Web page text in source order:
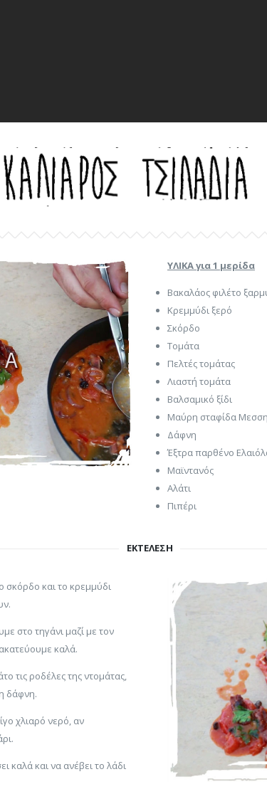
ΥΛΙΚΑ για 1 μερίδα
Βακαλάος φιλέτο
Κρεμμύδι ξερό
Σκόρδο
Τομάτα
Πελτές τομάτας
Λιαστή τομάτα
Βαλσαμικό ξίδι
Μαύρη σταφίδα
Δάφνη
Έξτρα παρθένο
Μαϊντανός
Αλάτι
Πιπέρι
ΕΚΤΕΛΕΣΗ
σκόρδο και το κρεμμύδι
στο τηγάνι μαζί με τον
καλά.
τις ροδέλες της ντομάτας,
δάφνη.
χλιαρό νερό, αν
καλά και να ανέβει το λάδι